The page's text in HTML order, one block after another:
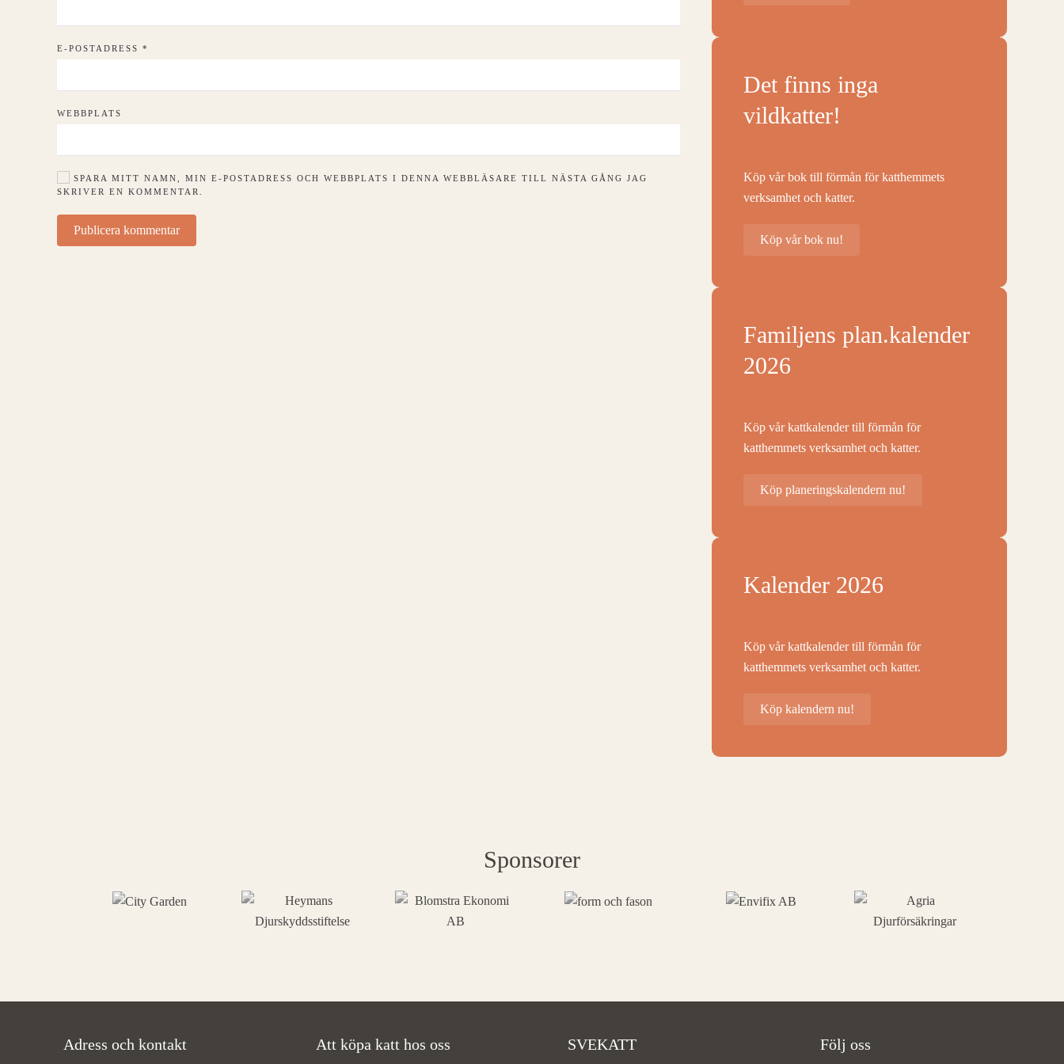
E-POSTADRESS *
WEBBPLATS
SPARA MITT NAMN, MIN E-POSTADRESS OCH WEBBPLATS I DENNA WEBBLÄSARE TILL NÄSTA GÅNG JAG
SKRIVER EN KOMMENTAR.
Publicera kommentar
Det finns inga
vildkatter!
Köp vår bok till förmån för katthemmets
verksamhet och katter.
Köp vår bok nu!
Familjens plan.kalender
2026
Köp vår kattkalender till förmån för
katthemmets verksamhet och katter.
Köp planeringskalendern nu!
Kalender 2026
Köp vår kattkalender till förmån för
katthemmets verksamhet och katter.
Köp kalendern nu!
Sponsorer
Adress och kontakt Att köpa katt hos oss SVEKATT Följ oss